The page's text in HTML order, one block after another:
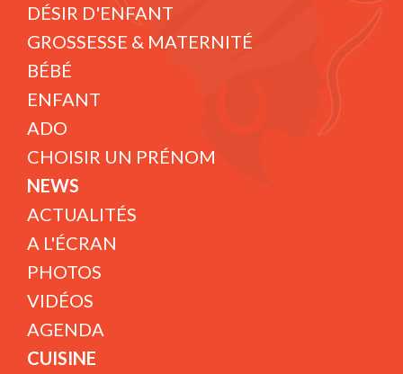
DÉSIR D'ENFANT
GROSSESSE & MATERNITÉ
BÉBÉ
ENFANT
ADO
CHOISIR UN PRÉNOM
NEWS
ACTUALITÉS
A L'ÉCRAN
PHOTOS
VIDÉOS
AGENDA
CUISINE